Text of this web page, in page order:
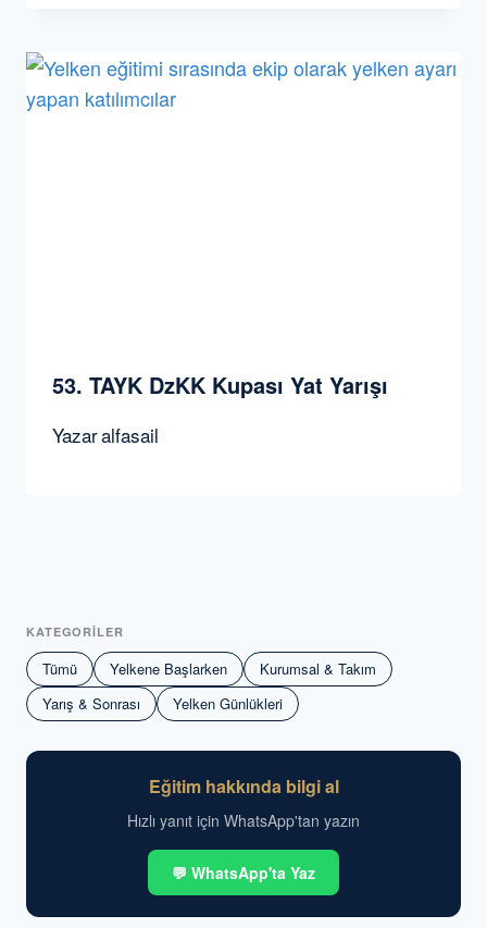
53. TAYK DzKK Kupası Yat Yarışı
Yazaralfasail
KATEGORİLER
Tümü Yelkene Başlarken
Kurumsal & Takım
Yarış & Sonrası
Yelken Günlükleri
Eğitim hakkında bilgi al
Hızlı yanıt için WhatsApp'tan yazın
💬 WhatsApp'ta Yaz